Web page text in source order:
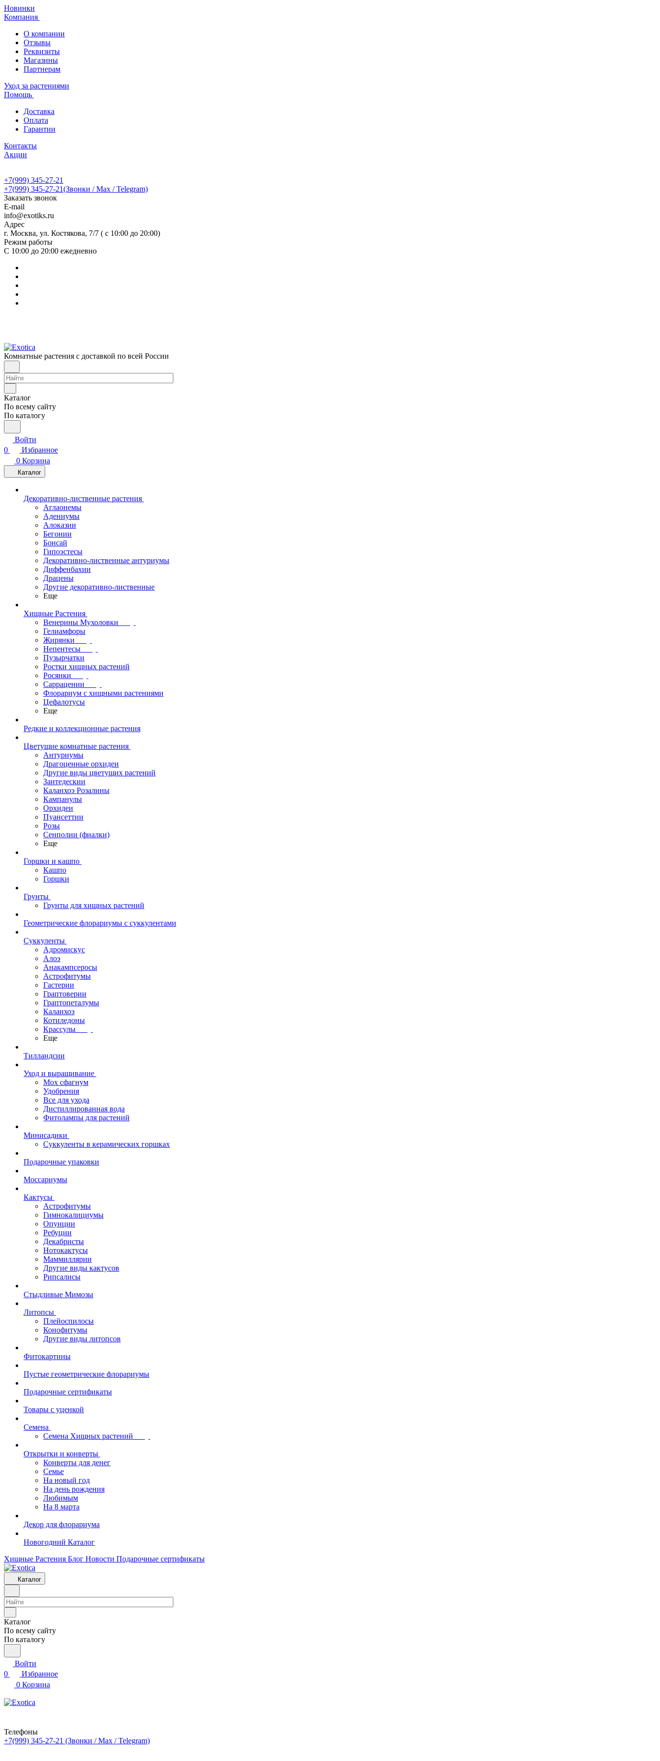
Новинки
Компания
О компании
Отзывы
Реквизиты
Магазины
Партнерам
Уход за растениями
Помощь
Доставка
Оплата
Гарантии
Контакты
Акции
+7(999) 345-27-21
+7(999) 345-27-21(Звонки / Max / Telegram)
Заказать звонок
E-mail
info@exotiks.ru
Адрес
г. Москва, ул. Костякова, 7/7 ( с 10:00 до 20:00)
Режим работы
С 10:00 до 20:00 ежедневно
Комнатные растения с доставкой по всей России
Каталог
По всему сайту
По каталогу
Войти
0
Избранное
0 Корзина
Каталог
Декоративно-лиственные растения
Аглаонемы
Адениумы
Алоказии
Бегонии
Бонсай
Гипоэстесы
Декоративно-лиственные антуриумы
Диффенбахии
Драцены
Другие декоративно-лиственные
Еще
Хищные Растения
Венерины Мухоловки
Гелиамфоры
Жирянки
Непентесы
Пузырчатки
Ростки хищных растений
Росянки
Саррацении
Флорариум с хищными растениями
Цефалотусы
Еще
Редкие и коллекционные растения
Цветущие комнатные растения
Антуриумы
Драгоценные орхидеи
Другие виды цветущих растений
Зантедескии
Каланхоэ Розалины
Кампанулы
Орхидеи
Пуансеттии
Розы
Сенполии (фиалки)
Еще
Горшки и кашпо
Кашпо
Горшки
Грунты
Грунты для хищных растений
Геометрические флорариумы с суккулентами
Суккуленты
Адромискус
Алоэ
Анакампсеросы
Астрофитумы
Гастерии
Граптоверии
Граптопеталумы
Каланхоэ
Котиледоны
Крассулы
Еще
Тилландсии
Уход и выращивание
Мох сфагнум
Удобрения
Все для ухода
Дистиллированная вода
Фитолампы для растений
Минисадики
Суккуленты в керамических горшках
Подарочные упаковки
Моссариумы
Кактусы
Астрофитумы
Гимнокалициумы
Опунции
Ребуции
Декабристы
Нотокактусы
Маммиллярии
Другие виды кактусов
Рипсалисы
Стыдливые Мимозы
Литопсы
Плейоспилосы
Конофитумы
Другие виды литопсов
Фитокартины
Пустые геометрические флорариумы
Подарочные сертификаты
Товары с уценкой
Семена
Семена Хищных растений
Открытки и конверты
Конверты для денег
Семье
На новый год
На день рождения
Любимым
На 8 марта
Декор для флорариума
Новогодний Каталог
Хищные Растения Блог Новости Подарочные сертификаты
Каталог
Каталог
По всему сайту
По каталогу
Войти
0
Избранное
0 Корзина
Телефоны
+7(999) 345-27-21 (Звонки / Max / Telegram)